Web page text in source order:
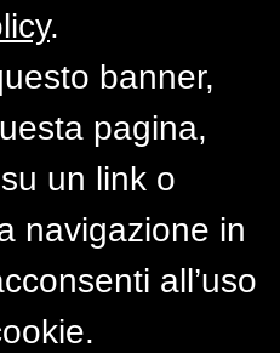
.
banner,
pagina,
un link o
navigazione in
all’uso